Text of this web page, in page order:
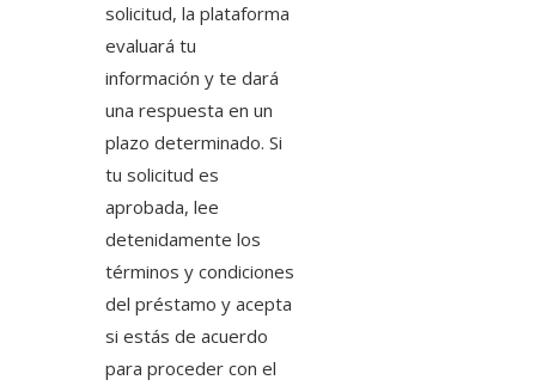
solicitud, la plataforma
evaluará tu
información y te dará
una respuesta en un
plazo determinado. Si
tu solicitud es
aprobada, lee
detenidamente los
términos y condiciones
del préstamo y acepta
si estás de acuerdo
para proceder con el